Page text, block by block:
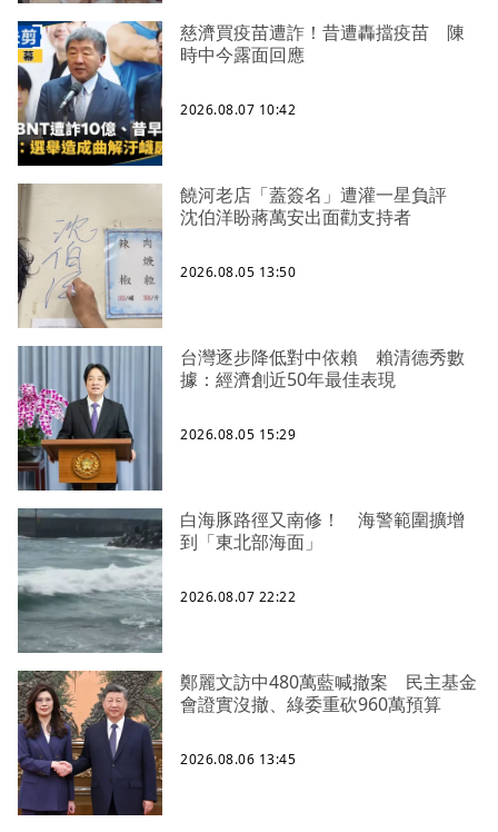
慈濟買疫苗遭詐！昔遭轟擋疫苗 陳
時中今露面回應
2026.08.07 10:42
饒河老店「蓋簽名」遭灌一星負評
沈伯洋盼蔣萬安出面勸支持者
2026.08.05 13:50
台灣逐步降低對中依賴 賴清德秀數
據：經濟創近50年最佳表現
2026.08.05 15:29
白海豚路徑又南修！ 海警範圍擴增
到「東北部海面」
2026.08.07 22:22
鄭麗文訪中480萬藍喊撤案 民主基金
會證實沒撤、綠委重砍960萬預算
2026.08.06 13:45